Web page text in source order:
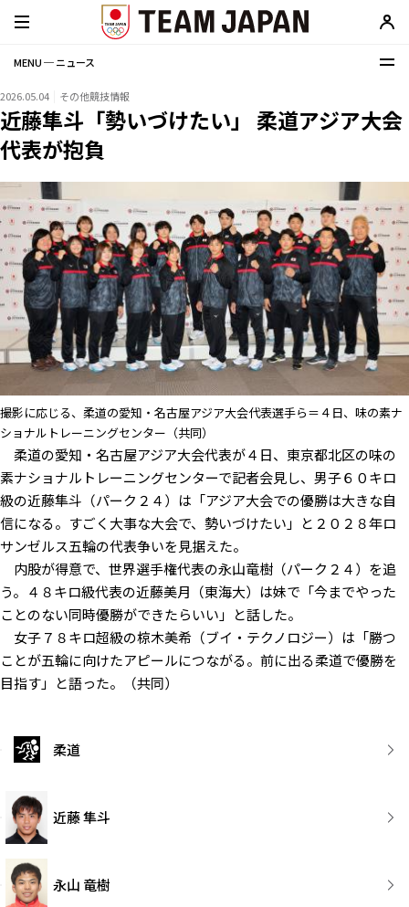
MENU ─ ニュース
2026.05.04 その他競技情報
近藤隼斗「勢いづけたい」 柔道アジア大会
代表が抱負
撮影に応じる、柔道の愛知・名古屋アジア大会代表選手ら＝４日、味の素ナ
ショナルトレーニングセンター（共同）
柔道の愛知・名古屋アジア大会代表が４日、東京都北区の味の
素ナショナルトレーニングセンターで記者会見し、男子６０キロ
級の近藤隼斗（パーク２４）は「アジア大会での優勝は大きな自
信になる。すごく大事な大会で、勢いづけたい」と２０２８年ロ
サンゼルス五輪の代表争いを見据えた。
内股が得意で、世界選手権代表の永山竜樹（パーク２４）を追
う。４８キロ級代表の近藤美月（東海大）は妹で「今までやった
ことのない同時優勝ができたらいい」と話した。
女子７８キロ超級の椋木美希（ブイ・テクノロジー）は「勝つ
ことが五輪に向けたアピールにつながる。前に出る柔道で優勝を
目指す」と語った。（共同）
柔道
近藤 隼斗
永山 竜樹